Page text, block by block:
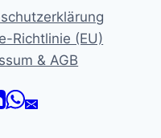
Richtlinie (EU)
& AGB